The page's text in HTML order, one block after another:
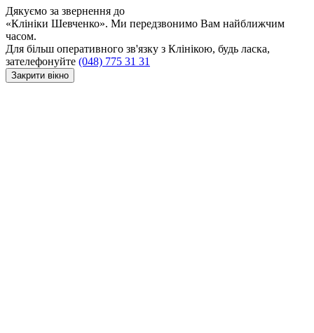
Дякуємо за звернення до
«Клініки Шевченко». Ми передзвонимо Вам найближчим
часом.
Для більш оперативного зв'язку з Клінікою, будь ласка,
зателефонуйте (048) 775 31 31
Закрити вікно